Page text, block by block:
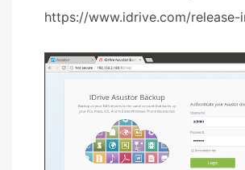
https://www.idrive.com/release-